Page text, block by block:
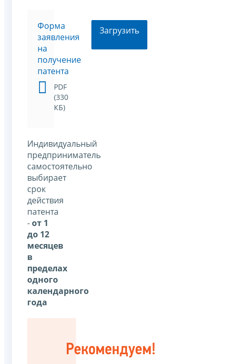
Форма
заявления
на
получение
патента
PDF
(330
КБ)
Загрузить
Индивидуальный
предприниматель
самостоятельно
выбирает
срок
действия
патента
-от 1
до 12
месяцев
в
пределах
одного
календарного
года
Рекомендуем!